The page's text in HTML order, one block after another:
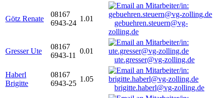
Götz Renate
08167
6943-24
1.01
gebuehren.steuern@vg-
zolling.de
Gresser Ute
08167
6943-11
0.01
ute.gresser@vg-zolling.de
Haberl
Brigitte
08167
6943-25
1.05
brigitte.haberl@vg-zolling.de